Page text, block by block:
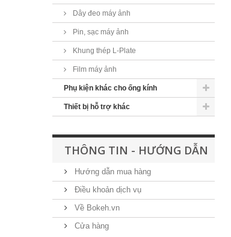
Dây đeo máy ảnh
Pin, sạc máy ảnh
Khung thép L-Plate
Film máy ảnh
Phụ kiện khác cho ống kính
Thiết bị hỗ trợ khác
THÔNG TIN - HƯỚNG DẪN
Hướng dẫn mua hàng
Điều khoản dịch vụ
Về Bokeh.vn
Cửa hàng